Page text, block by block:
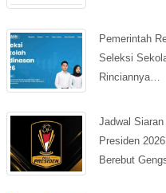
Pemerintah
Seleksi
Rinciannya…
Jadwal
Presiden
Berebut